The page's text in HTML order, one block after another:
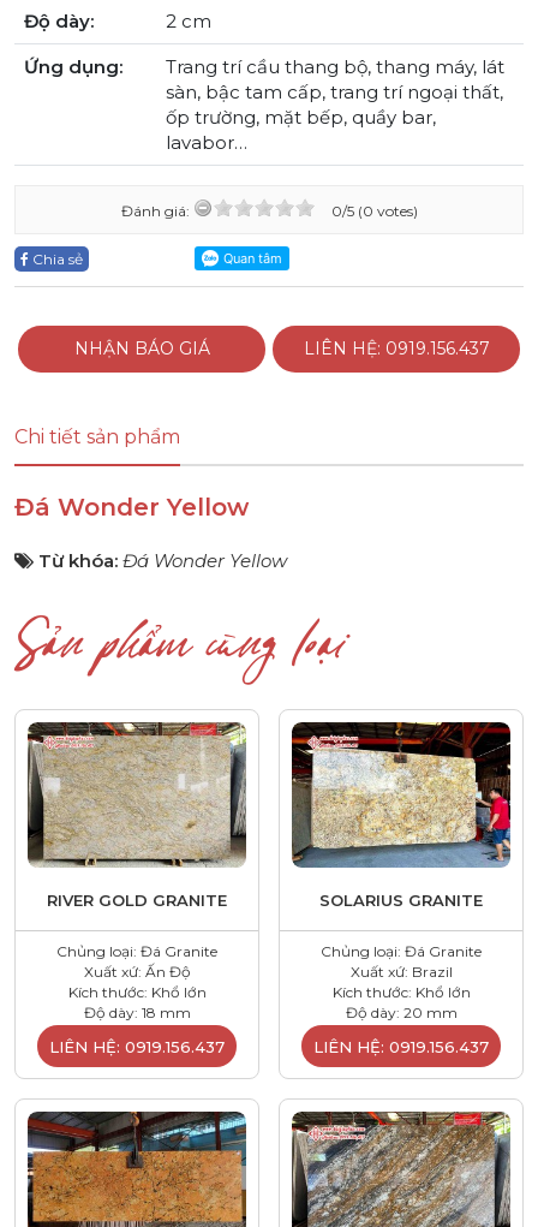
Độ dày:
2 cm
Ứng dụng:
Trang trí cầu thang bộ, thang máy, lát
sàn, bậc tam cấp, trang trí ngoại thất,
ốp trường, mặt bếp, quầy bar,
lavabor…
Đánh giá: 0/5 (0 votes)
Chia sẻ
NHẬN BÁO GIÁ LIÊN HỆ: 0919.156.437
Chi tiết sản phẩm
Đá Wonder Yellow
Từ khóa: Đá Wonder Yellow
Sản phẩm cùng loại
RIVER GOLD GRANITE
Chủng loại: Đá Granite
Xuất xứ: Ấn Độ
Kích thước: Khổ lớn
Độ dày: 18 mm
LIÊN HỆ: 0919.156.437
SOLARIUS GRANITE
Chủng loại: Đá Granite
Xuất xứ: Brazil
Kích thước: Khổ lớn
Độ dày: 20 mm
LIÊN HỆ: 0919.156.437